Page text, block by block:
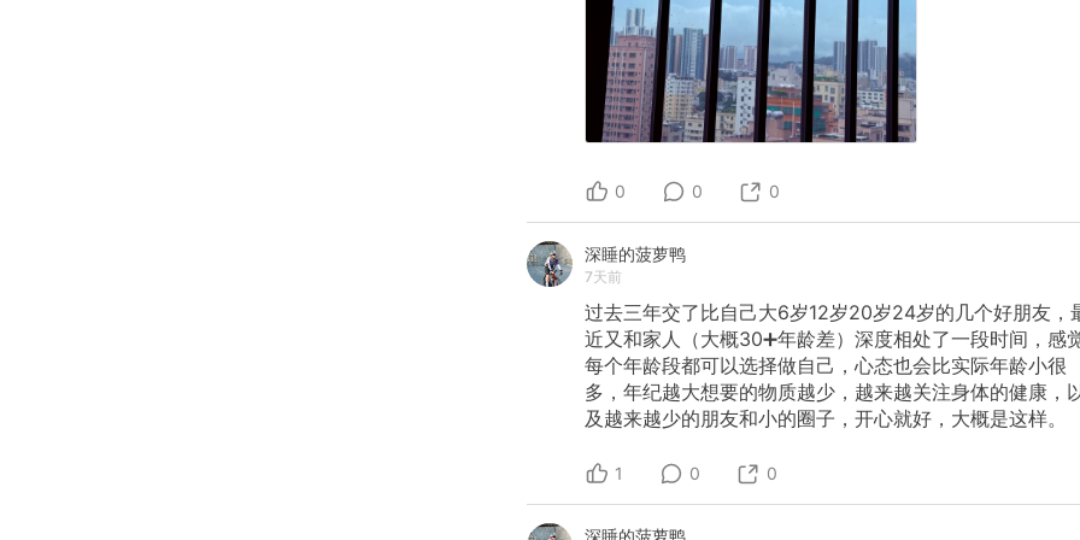
0 0 0
深睡的菠萝鸭
7天前
过去三年交了比自己大6岁12岁20岁24岁的几个好朋友，
近又和家人（大概30➕年龄差）深度相处了一段时间，感
每个年龄段都可以选择做自己，心态也会比实际年龄小很
多，年纪越大想要的物质越少，越来越关注身体的健康，
及越来越少的朋友和小的圈子，开心就好，大概是这样。
1 0 0
深睡的菠萝鸭